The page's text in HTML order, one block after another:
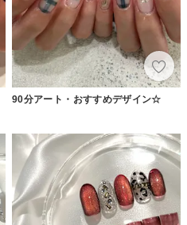
90分アート・おすすめデザイン☆